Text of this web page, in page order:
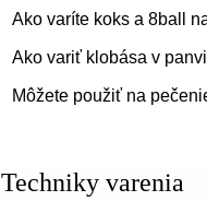
Ako varíte koks a 8ball
Ako variť klobása v
Môžete použiť na
Techniky varenia